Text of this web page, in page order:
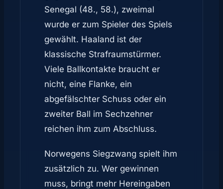
Senegal (48., 58.), zweimal
wurde er zum Spieler des Spiels
gewählt. Haaland ist der
klassische Strafraumstürmer.
Viele Ballkontakte braucht er
nicht, eine Flanke, ein
abgefälschter Schuss oder ein
zweiter Ball im Sechzehner
reichen ihm zum Abschluss.
Norwegens Siegzwang spielt ihm
zusätzlich zu. Wer gewinnen
muss, bringt mehr Hereingaben